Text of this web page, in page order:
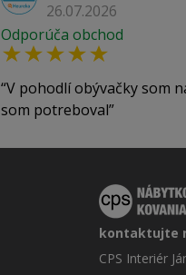
26.07.2026
Odporúča obchod
V pohodlí obývačky som
som potreboval
kontaktujte
CPS Interiér